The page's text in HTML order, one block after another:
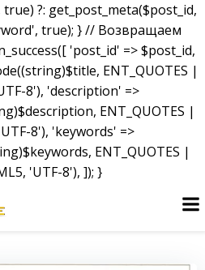
?: get_post_meta($post_id,
true); } // Возвращаем
'post_id' => $post_id,
ENT_QUOTES |
8'), 'description' =>
ENT_QUOTES |
8'), 'keywords' =>
ENT_QUOTES |
'UTF-8'), ]); }